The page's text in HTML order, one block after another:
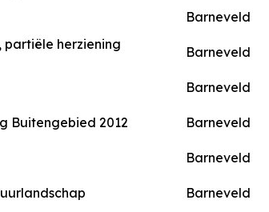
Barneveld
herziening
Barneveld
Barneveld
Buitengebied 2012 Barneveld
Barneveld
Barneveld